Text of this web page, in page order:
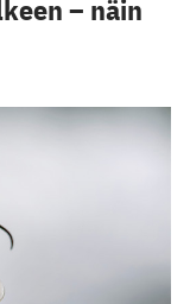
– näin